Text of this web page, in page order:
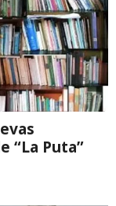
“La Puta”